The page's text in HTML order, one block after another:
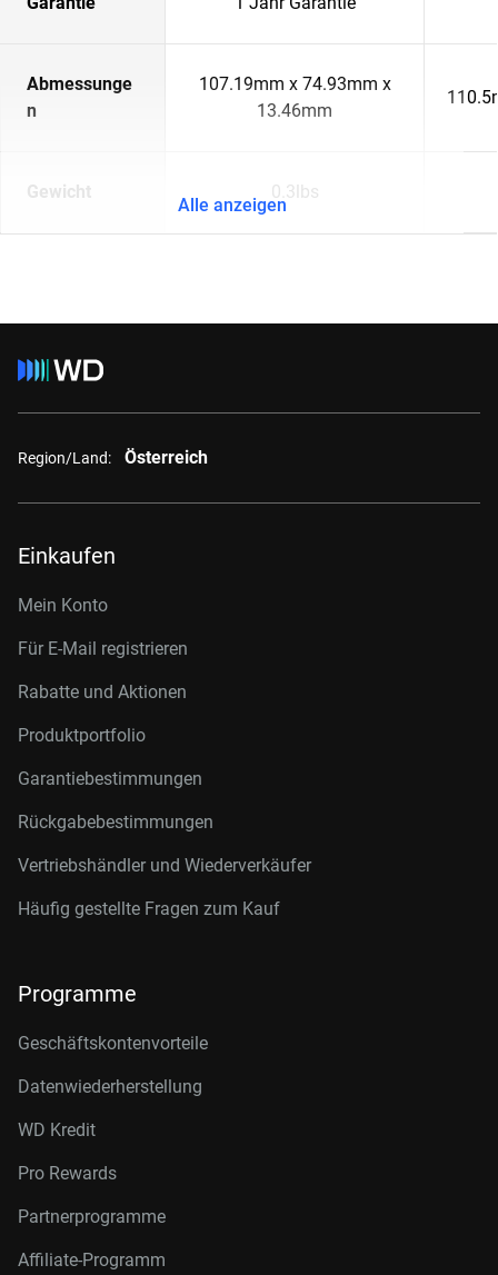
Abmessunge
n
107.19mm x 74.93mm x
13.46mm
Gewicht 0.3lbs
Alle anzeigen
Region/Land: Österreich
Einkaufen
Mein Konto
Für E-Mail registrieren
Rabatte und Aktionen
Produktportfolio
Garantiebestimmungen
Rückgabebestimmungen
Vertriebshändler und Wiederverkäufer
Häufig gestellte Fragen zum Kauf
Programme
Geschäftskontenvorteile
Datenwiederherstellung
WD Kredit
Pro Rewards
Partnerprogramme
Affiliate-Programm